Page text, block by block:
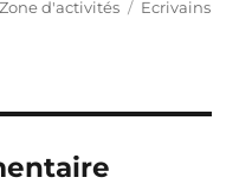
Catégories
Zone d'activités Étiquettes
Ecrivains